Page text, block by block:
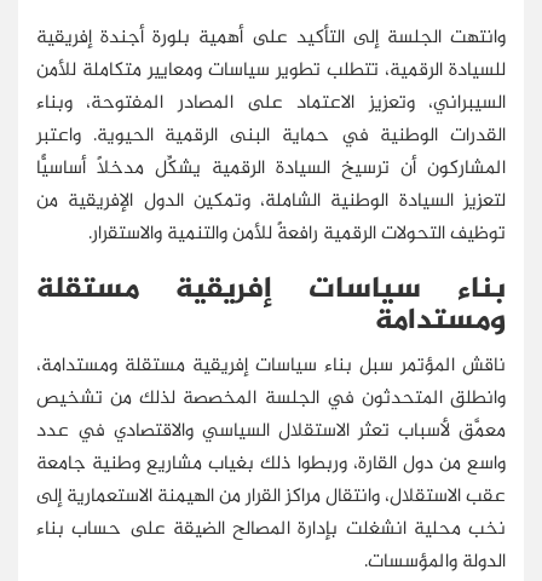
وانتهت الجلسة إلى التأكيد على أهمية بلورة أجندة إفريقية
للسيادة الرقمية، تتطلب تطوير سياسات ومعايير متكاملة للأمن
السيبراني، وتعزيز الاعتماد على المصادر المفتوحة، وبناء
القدرات الوطنية في حماية البنى الرقمية الحيوية. واعتبر
المشاركون أن ترسيخ السيادة الرقمية يشكِّل مدخلًا أساسيًّا
لتعزيز السيادة الوطنية الشاملة، وتمكين الدول الإفريقية من
توظيف التحولات الرقمية رافعةً للأمن والتنمية والاستقرار.
بناء سياسات إفريقية مستقلة
ومستدامة
ناقش المؤتمر سبل بناء سياسات إفريقية مستقلة ومستدامة،
وانطلق المتحدثون في الجلسة المخصصة لذلك من تشخيص
معمَّق لأسباب تعثر الاستقلال السياسي والاقتصادي في عدد
واسع من دول القارة، وربطوا ذلك بغياب مشاريع وطنية جامعة
عقب الاستقلال، وانتقال مراكز القرار من الهيمنة الاستعمارية إلى
نخب محلية انشغلت بإدارة المصالح الضيقة على حساب بناء
الدولة والمؤسسات.